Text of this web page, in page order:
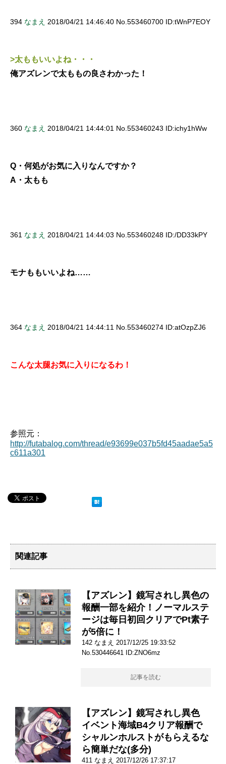
394 なまえ 2018/04/21 14:46:40 No.553460700 ID:tWnP7EOY
>太ももいいよね・・・
俺アズレンで太ももの良さわかった！
360 なまえ 2018/04/21 14:44:01 No.553460243 ID:ichy1hWw
Q・何処がお気に入りなんですか？
A・太もも
361 なまえ 2018/04/21 14:44:03 No.553460248 ID:/DD33kPY
モナももいいよね……
364 なまえ 2018/04/21 14:44:11 No.553460274 ID:atOzpZJ6
こんな太腿お気に入りになるわ！
参照元：
http://futabalog.com/thread/e93699e037b5fd45aadae5a5
c611a301
関連記事
【アズレン】鏡写されし異色の
報酬一部を紹介！ノーマルステ
ージは毎日初回クリアでPt素子
が5倍に！
142 なまえ 2017/12/25 19:33:52
No.530446641 ID:ZNO6mz
記事を読む
【アズレン】鏡写されし異色
イベント海域B4クリア報酬で
シャルンホルストがもらえるな
ら簡単だな(多分)
411 なまえ 2017/12/26 17:37:17